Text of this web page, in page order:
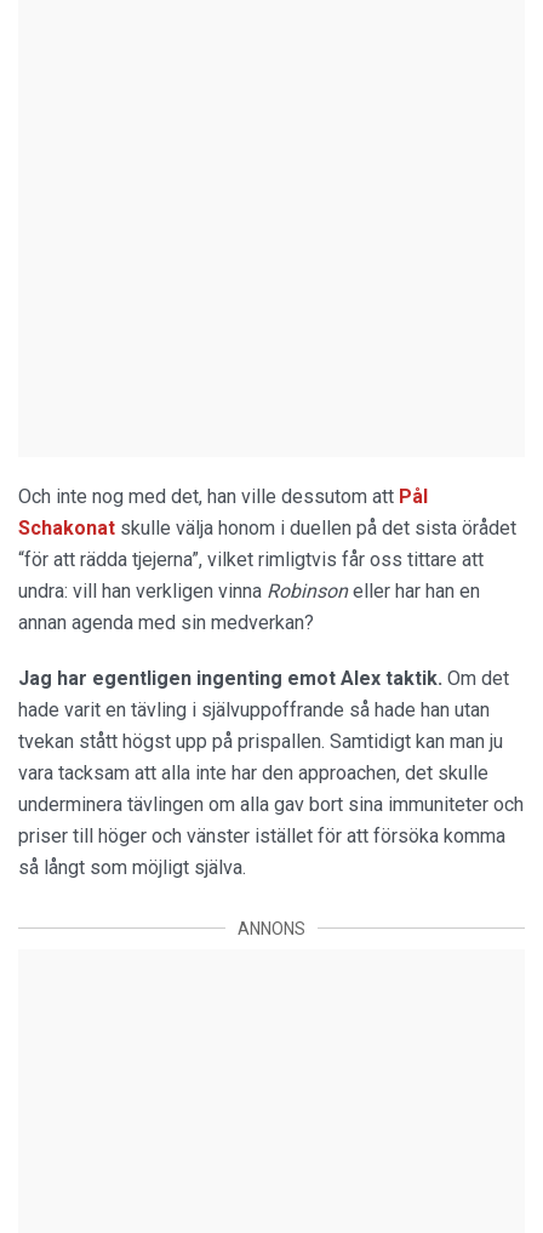
Och inte nog med det, han ville dessutom att Pål
Schakonat skulle välja honom i duellen på det sista örådet
“för att rädda tjejerna”, vilket rimligtvis får oss tittare att
undra: vill han verkligen vinna Robinsoneller har han en
annan agenda med sin medverkan?
Jag har egentligen ingenting emot Alex taktik. Om det
hade varit en tävling i självuppoffrande så hade han utan
tvekan stått högst upp på prispallen. Samtidigt kan man ju
vara tacksam att alla inte har den approachen‚ det skulle
underminera tävlingen om alla gav bort sina immuniteter och
priser till höger och vänster istället för att försöka komma
så långt som möjligt själva.
ANNONS